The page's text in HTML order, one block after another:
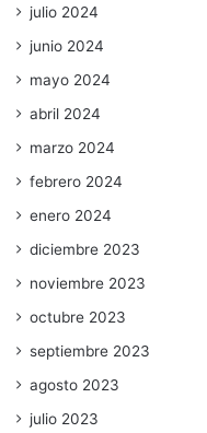
julio 2024
junio 2024
mayo 2024
abril 2024
marzo 2024
febrero 2024
enero 2024
diciembre 2023
noviembre 2023
octubre 2023
septiembre 2023
agosto 2023
julio 2023